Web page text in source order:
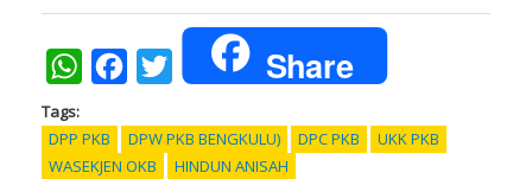
WhatsAppFacebookTwitter Share
Tags
DPP PKB
DPW PKB BENGKULU) DPC PKB
UKK PKB
WASEKJEN OKB
HINDUN ANISAH